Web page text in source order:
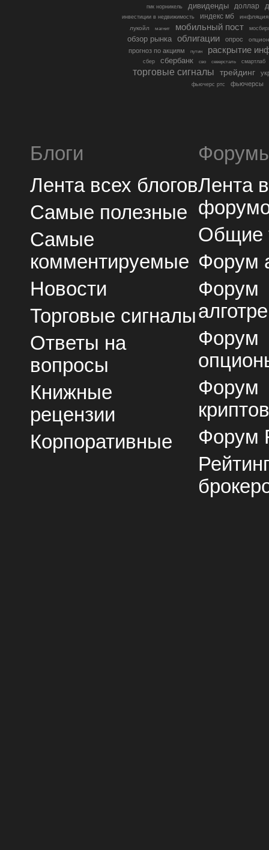
гмк норникель дивиденды доллар
инвестиции в недвижимость индекс мб
инфляция
лукойл
магнит мобильный пост
обзор рынка облигации опрос
прогноз по акциям путин раскрытие
сбер сбербанк сво северсталь смартлаб
торговые сигналы трейдинг
фьючерс ртс фьючерсы
Блоги
Лента всех блогов
Самые полезные
Самые
комментируемые
Новости
Торговые сигналы
Ответы на
вопросы
Книжные
рецензии
Корпоративные
Лента
Общие
Форум
Форум
Форум
Форум
Форум